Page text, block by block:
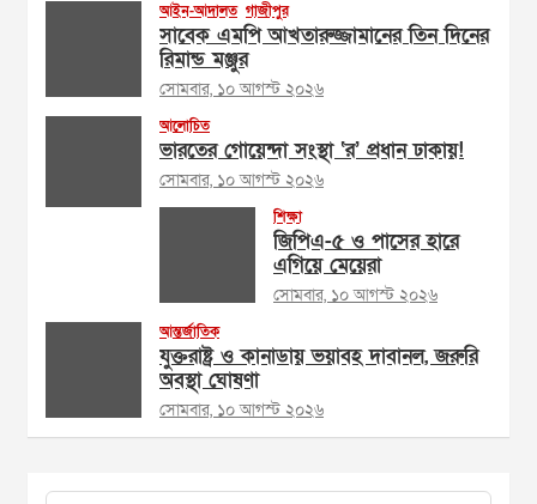
আইন-আদালত গাজীপুর
সাবেক এমপি আখতারুজ্জামানের তিন দিনের
রিমান্ড মঞ্জুর
সোমবার, ১০ আগস্ট ২০২৬
আলোচিত
ভারতের গোয়েন্দা সংস্থা ‘র’ প্রধান ঢাকায়!
সোমবার, ১০ আগস্ট ২০২৬
শিক্ষা
জিপিএ-৫ ও পাসের হারে
এগিয়ে মেয়েরা
সোমবার, ১০ আগস্ট ২০২৬
আন্তর্জাতিক
যুক্তরাষ্ট্র ও কানাডায় ভয়াবহ দাবানল, জরুরি
অবস্থা ঘোষণা
সোমবার, ১০ আগস্ট ২০২৬